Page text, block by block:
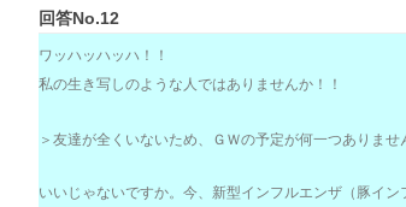
回答No.12
ワッハッハッハ！！
私の生き写しのような人ではありませんか！！
＞友達が全くいないため、ＧＷの予定が何一つありませ
いいじゃないですか。今、新型インフルエンザ（豚イ